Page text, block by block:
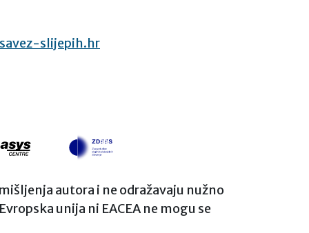
slijepih.hr
autora i ne odražavaju nužno
unija ni EACEA ne mogu se